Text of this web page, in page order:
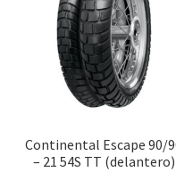
Continental Escape 90/
– 21 54S TT (delantero)